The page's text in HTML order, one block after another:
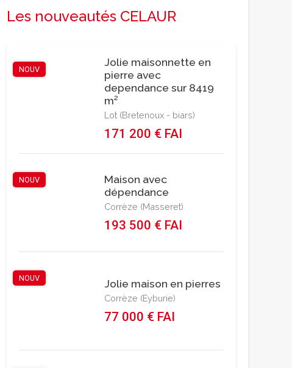
Les nouveautés CELAUR
NOUV
Jolie maisonnette en
pierre avec
dependance sur 8419
m²
Lot (Bretenoux - biars)
171 200 € FAI
NOUV
Maison avec
dépendance
Corrèze (Masseret)
193 500 € FAI
NOUV Jolie maison en pierres
Corrèze (Eyburie)
77 000 € FAI